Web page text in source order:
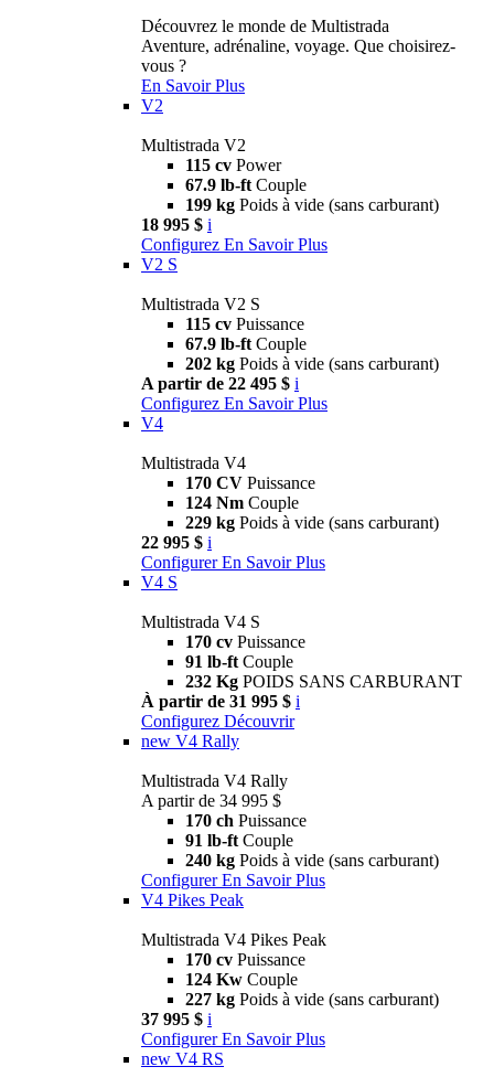
Découvrez le monde de Multistrada
Aventure, adrénaline, voyage. Que choisirez-
vous ?
En Savoir Plus
V2
Multistrada V2
115 cv Power
67.9 lb-ft Couple
199 kg Poids à vide (sans carburant)
18 995 $ i
Configurez En Savoir Plus
V2 S
Multistrada V2 S
115 cv Puissance
67.9 lb-ft Couple
202 kg Poids à vide (sans carburant)
A partir de 22 495 $ i
Configurez En Savoir Plus
V4
Multistrada V4
170 CV Puissance
124 Nm Couple
229 kg Poids à vide (sans carburant)
22 995 $ i
Configurer En Savoir Plus
V4 S
Multistrada V4 S
170 cv Puissance
91 lb-ft Couple
232 Kg POIDS SANS CARBURANT
À partir de 31 995 $ i
Configurez Découvrir
new V4 Rally
Multistrada V4 Rally
A partir de 34 995 $
170 ch Puissance
91 lb-ft Couple
240 kg Poids à vide (sans carburant)
Configurer En Savoir Plus
V4 Pikes Peak
Multistrada V4 Pikes Peak
170 cv Puissance
124 Kw Couple
227 kg Poids à vide (sans carburant)
37 995 $ i
Configurer En Savoir Plus
new V4 RS